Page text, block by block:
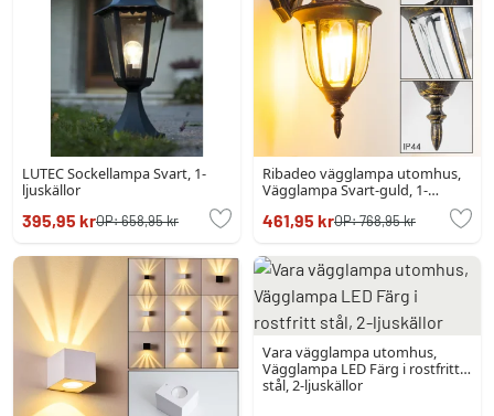
LUTEC Sockellampa Svart, 1-
ljuskällor
395,95 krOP:658,95 kr
Ribadeo vägglampa utomhus,
Vägglampa Svart-guld, 1-
461,95 krOP:768,95 kr
Vara vägglampa utomhus,
Vägglampa LED Färg i rostfritt
stål, 2-ljuskällor